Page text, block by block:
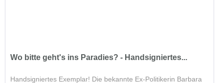
Wo bitte geht's ins Paradies? - Handsigniertes...
Handsigniertes Exemplar! Die bekannte Ex-Politikerin Barbara